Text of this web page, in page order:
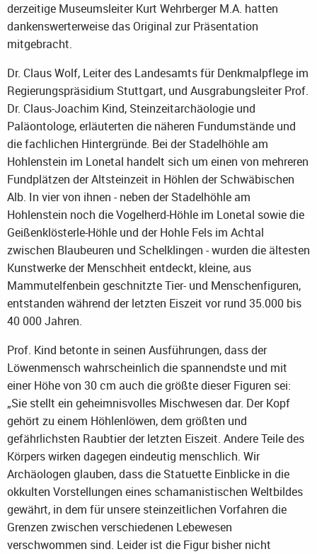
derzeitige Museumsleiter Kurt Wehrberger M.A. hatten
dankenswerterweise das Original zur Präsentation
mitgebracht.
Dr. Claus Wolf, Leiter des Landesamts für Denkmalpflege im
Regierungspräsidium Stuttgart, und Ausgrabungsleiter Prof.
Dr. Claus-Joachim Kind, Steinzeitarchäologie und
Paläontologe, erläuterten die näheren Fundumstände und
die fachlichen Hintergründe. Bei der Stadelhöhle am
Hohlenstein im Lonetal handelt sich um einen von mehreren
Fundplätzen der Altsteinzeit in Höhlen der Schwäbischen
Alb. In vier von ihnen - neben der Stadelhöhle am
Hohlenstein noch die Vogelherd-Höhle im Lonetal sowie die
Geißenklösterle-Höhle und der Hohle Fels im Achtal
zwischen Blaubeuren und Schelklingen - wurden die ältesten
Kunstwerke der Menschheit entdeckt, kleine, aus
Mammutelfenbein geschnitzte Tier- und Menschenfiguren,
entstanden während der letzten Eiszeit vor rund 35.000 bis
40 000 Jahren.
Prof. Kind betonte in seinen Ausführungen, dass der
Löwenmensch wahrscheinlich die spannendste und mit
einer Höhe von 30 cm auch die größte dieser Figuren sei:
„Sie stellt ein geheimnisvolles Mischwesen dar. Der Kopf
gehört zu einem Höhlenlöwen, dem größten und
gefährlichsten Raubtier der letzten Eiszeit. Andere Teile des
Körpers wirken dagegen eindeutig menschlich. Wir
Archäologen glauben, dass die Statuette Einblicke in die
okkulten Vorstellungen eines schamanistischen Weltbildes
gewährt, in dem für unsere steinzeitlichen Vorfahren die
Grenzen zwischen verschiedenen Lebewesen
verschwommen sind. Leider ist die Figur bisher nicht